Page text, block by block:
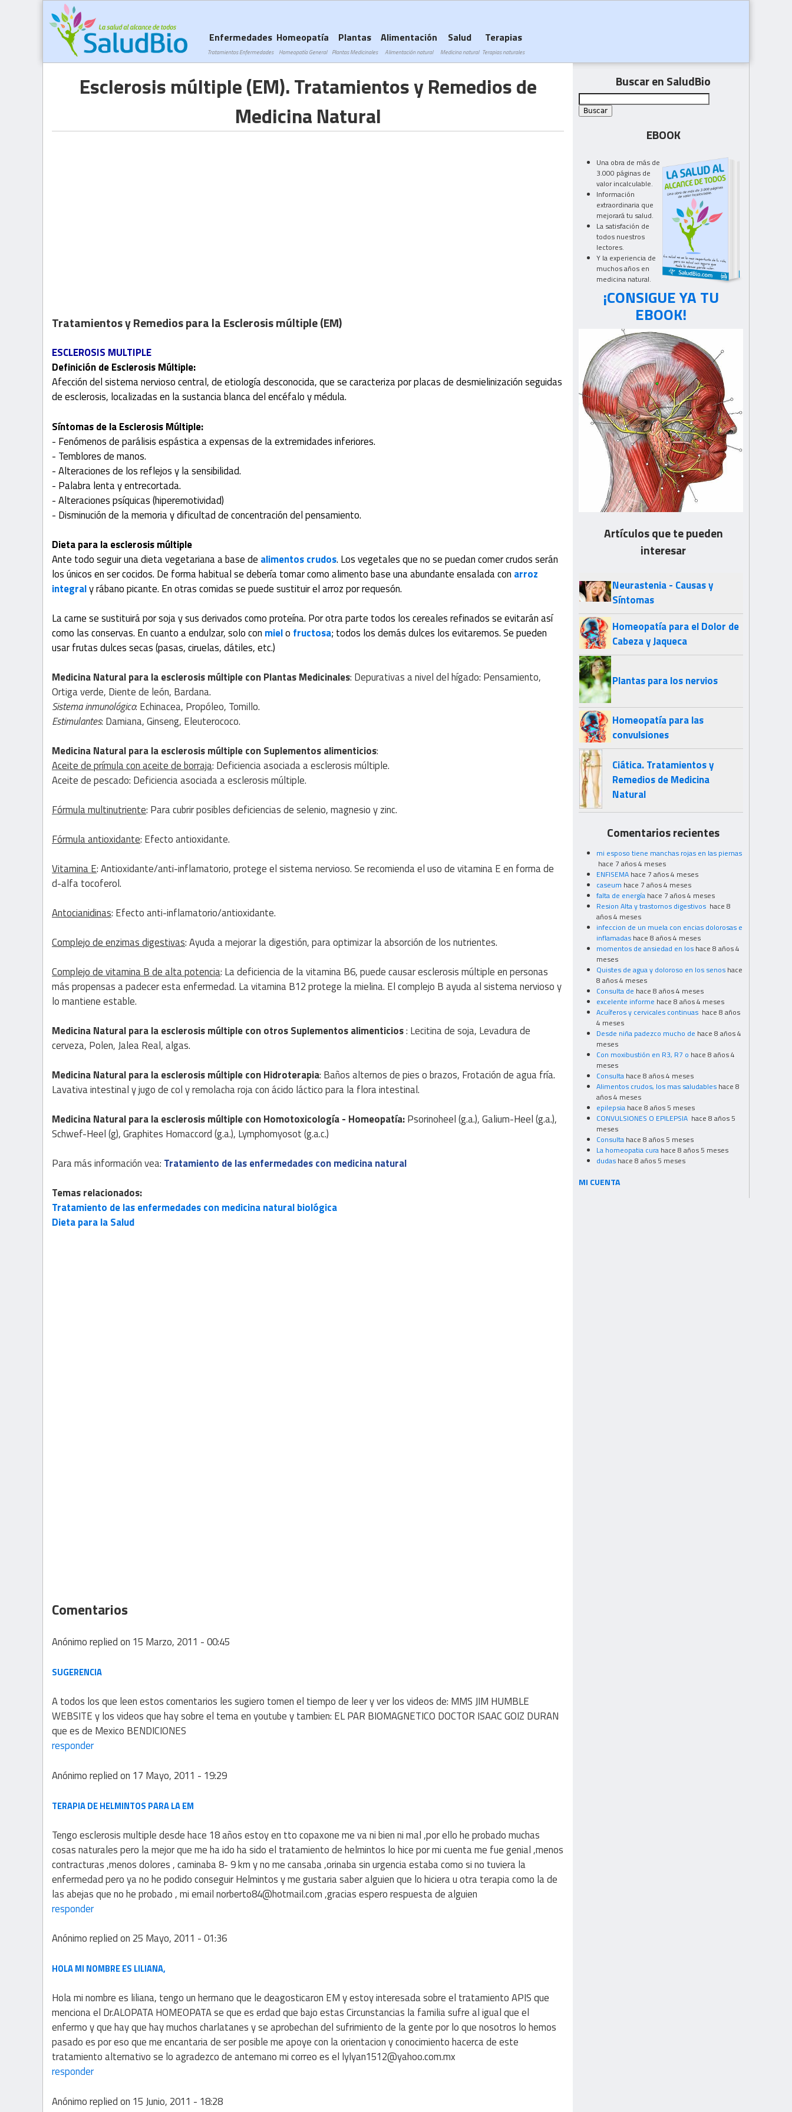
Esclerosis múltiple (EM). Tratamientos y Remedios de
Medicina Natural
Tratamientos y Remedios para la Esclerosis múltiple (EM)
ESCLEROSIS MULTIPLE
Definición de Esclerosis Múltiple:
Afección del sistema nervioso central, de etiología desconocida, que se caracteriza por placas de desmielinización seguidas
de esclerosis, localizadas en la sustancia blanca del encéfalo y médula.
Síntomas de la Esclerosis Múltiple:
- Fenómenos de parálisis espástica a expensas de la extremidades inferiores.
- Temblores de manos.
- Alteraciones de los reflejos y la sensibilidad.
- Palabra lenta y entrecortada.
- Alteraciones psíquicas (hiperemotividad)
- Disminución de la memoria y dificultad de concentración del pensamiento.
Dieta para la esclerosis múltiple
Ante todo seguir una dieta vegetariana a base de alimentos crudos. Los vegetales que no se puedan comer crudos serán
los únicos en ser cocidos. De forma habitual se debería tomar como alimento base una abundante ensalada con arroz
integraly rábano picante. En otras comidas se puede sustituir el arroz por requesón.
La carne se sustituirá por soja y sus derivados como proteína. Por otra parte todos los cereales refinados se evitarán así
como las conservas. En cuanto a endulzar, solo con mielo fructosa; todos los demás dulces los evitaremos. Se pueden
usar frutas dulces secas (pasas, ciruelas, dátiles, etc.)
Medicina Natural para la esclerosis múltipleconPlantas Medicinales: Depurativas a nivel del hígado: Pensamiento,
Ortiga verde, Diente de león, Bardana.
Sistema inmunológico: Echinacea, Propóleo, Tomillo.
Estimulantes: Damiana, Ginseng, Eleuterococo.
Medicina Natural para la esclerosis múltipleconSuplementos alimenticios:
Aceite de prímula con aceite de borraja: Deficiencia asociada a esclerosis múltiple.
Aceite de pescado: Deficiencia asociada a esclerosis múltiple.
Fórmula multinutriente: Para cubrir posibles deficiencias de selenio, magnesio y zinc.
Fórmula antioxidante: Efecto antioxidante.
Vitamina E: Antioxidante/anti-inflamatorio, protege el sistema nervioso. Se recomienda el uso de vitamina E en forma de
d-alfa tocoferol.
Antocianidinas: Efecto anti-inflamatorio/antioxidante.
Complejo de enzimas digestivas: Ayuda a mejorar la digestión, para optimizar la absorción de los nutrientes.
Complejo de vitamina B de alta potencia: La deficiencia de la vitamina B6, puede causar esclerosis múltiple en personas
más propensas a padecer esta enfermedad. La vitamina B12 protege la mielina. El complejo B ayuda al sistema nervioso y
lo mantiene estable.
Medicina Natural para la esclerosis múltipleconotros Suplementos alimenticios: Lecitina de soja, Levadura de
cerveza, Polen, Jalea Real, algas.
Medicina Natural para la esclerosis múltipleconHidroterapia: Baños alternos de pies o brazos, Frotación de agua fría.
Lavativa intestinal y jugo de col y remolacha roja con ácido láctico para la flora intestinal.
Medicina Naturalpara la esclerosis múltipleconHomotoxicología- Homeopatía:Psorinoheel (g.a.), Galium-Heel (g.a.),
Schwef-Heel (g), Graphites Homaccord (g.a.), Lymphomyosot (g.a.c.)
Para más información vea: Tratamiento de las enfermedades con medicina natural
Temas relacionados:
Tratamiento de las enfermedades con medicina natural biológica
Dieta para la Salud
Comentarios
Anónimoreplied on 15 Marzo, 2011 - 00:45
SUGERENCIA
A todos los que leen estos comentarios les sugiero tomen el tiempo de leer y ver los videos de: MMS JIM HUMBLE
WEBSITE y los videos que hay sobre el tema en youtube y tambien: EL PAR BIOMAGNETICO DOCTOR ISAAC GOIZ DURAN
que es de Mexico BENDICIONES
responder
Anónimoreplied on 17 Mayo, 2011 - 19:29
TERAPIA DE HELMINTOS PARA LA EM
Tengo esclerosis multiple desde hace 18 años estoy en tto copaxone me va ni bien ni mal ,por ello he probado muchas
cosas naturales pero la mejor que me ha ido ha sido el tratamiento de helmintos lo hice por mi cuenta me fue genial ,menos
contracturas ,menos dolores , caminaba 8- 9 km y no me cansaba ,orinaba sin urgencia estaba como si no tuviera la
enfermedad pero ya no he podido conseguir Helmintos y me gustaria saber alguien que lo hiciera u otra terapia como la de
las abejas que no he probado , mi email norberto84@hotmail.com ,gracias espero respuesta de alguien
responder
Anónimoreplied on 25 Mayo, 2011 - 01:36
HOLA MI NOMBRE ES LILIANA,
Hola mi nombre es liliana, tengo un hermano que le deagosticaron EM y estoy interesada sobre el tratamiento APIS que
menciona el Dr.ALOPATA HOMEOPATA se que es erdad que bajo estas Circunstancias la familia sufre al igual que el
enfermo y que hay que hay muchos charlatanes y se aprobechan del sufrimiento de la gente por lo que nosotros lo hemos
pasado es por eso que me encantaria de ser posible me apoye con la orientacion y conocimiento hacerca de este
tratamiento alternativo se lo agradezco de antemano mi correo es el lylyan1512@yahoo.com.mx
responder
Anónimoreplied on 15 Junio, 2011 - 18:28
Enfermedades
Tratamientos Enfermedades
Homeopatía
Homeopatía General
Plantas
Plantas Medicinales
Alimentación
Alimentación natural
Salud
Medicina natural
Terapias
Terapias naturales
Buscar en SaludBio
EBOOK
Una obra de más de
3.000 páginas de
valor incalculable.
Información
extraordinaria que
mejorará tu salud.
La satisfación de
todos nuestros
lectores.
Y la experiencia de
muchos años en
medicina natural.
¡CONSIGUE YA TU
EBOOK!
Artículos que te pueden
interesar
Neurastenia - Causas y
Síntomas
Homeopatía para el Dolor de
Cabeza y Jaqueca
Plantas para los nervios
Homeopatía para las
convulsiones
Ciática. Tratamientos y
Remedios de Medicina
Natural
Comentarios recientes
mi esposo tiene manchas rojas en las piernas
hace 7 años 4 meses
ENFISEMA hace 7 años 4 meses
caseum hace 7 años 4 meses
falta de energía hace 7 años 4 meses
Resion Alta y trastornos digestivos hace 8
años 4 meses
infeccion de un muela con encias dolorosas e
inflamadas hace 8 años 4 meses
momentos de ansiedad en los hace 8 años 4
meses
Quistes de agua y doloroso en los senos hace
8 años 4 meses
Consulta de hace 8 años 4 meses
excelente informe hace 8 años 4 meses
Acuíferos y cervicales continuas hace 8 años
4 meses
Desde niña padezco mucho de hace 8 años 4
meses
Con moxibustión en R3, R7 o hace 8 años 4
meses
Consulta hace 8 años 4 meses
Alimentos crudos, los mas saludables hace 8
años 4 meses
epilepsia hace 8 años 5 meses
CONVULSIONES O EPILEPSIA hace 8 años 5
meses
Consulta hace 8 años 5 meses
La homeopatia cura hace 8 años 5 meses
dudas hace 8 años 5 meses
MI CUENTA